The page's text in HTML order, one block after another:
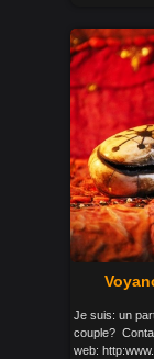
Je suis: un
couple?
web: